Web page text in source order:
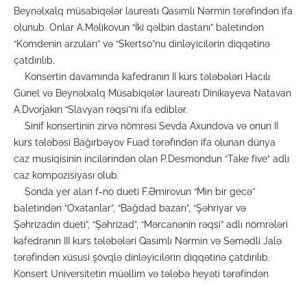
Beynəlxalq müsabiqələr laureatı Qasımlı Nərmin tərəfindən ifa
olunub. Onlar A.Məlikovun “İki qəlbin dastanı” baletindən
“Komdenin arzuları” və “Skertso”nu dinləyicilərin diqqətinə
çatdırılıb.
Konsertin davamında kafedranın II kurs tələbələri Hacılı
Günel və Beynəlxalq Müsabiqələr laureatı Dinikayeva Natavan
A.Dvorjakın “Slavyan rəqsi”ni ifa ediblər.
Sinif konsertinin zirvə nömrəsi Sevda Axundova və onun II
kurs tələbəsi Bağırbəyov Fuad tərəfindən ifa olunan dünya
caz musiqisinin incilərindən olan P.Desmondun “Take five” adlı
caz kompozisiyası olub.
Sonda yer alan f-no dueti F.Əmirovun “Min bir gecə”
baletindən “Oxatanlar”, “Bağdad bazarı”, “Şəhriyar və
Şəhrizadın dueti”, “Şəhrizad”, “Mərcanənin rəqsi” adlı nömrələri
kafedranın III kurs tələbələri Qasımlı Nərmin və Səmədli Jalə
tərəfindən xüsusi şövqlə dinləyicilərin diqqətinə çatdırılıb.
Konsert Universitetin müəllim və tələbə heyəti tərəfindən